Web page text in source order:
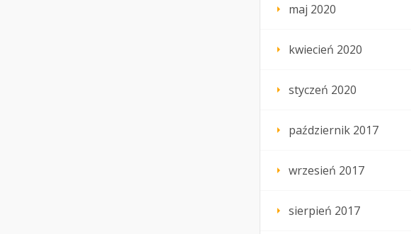
maj 2020
kwiecień 2020
styczeń 2020
październik 2017
wrzesień 2017
sierpień 2017